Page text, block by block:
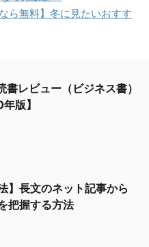
ら無料】冬に見たいおすす
レビュー（ビジネス書）
版】
】長文のネット記事から
把握する方法